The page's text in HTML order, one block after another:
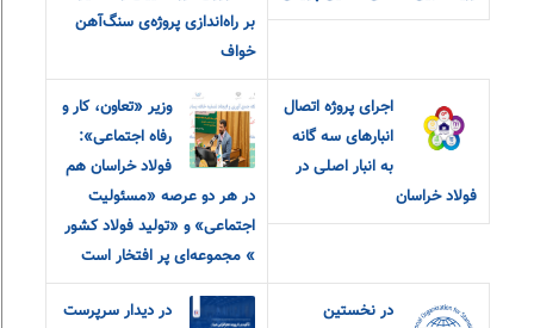
بر راه‌اندازی پروژه‌ی سنگ‌آهن
خواف
اجرای پروژه اتصال
انبارهای سه گانه
به انبار اصلی در
فولاد خراسان
وزیر «تعاون، کار و
رفاه اجتماعی»:
فولاد خراسان هم
در هر دو‌ عرصه «مسئولیت
اجتماعی» و «تولید فولاد کشور
» مجموعه‌ای پر افتخار است
در نخستین
در دیدار سرپرست